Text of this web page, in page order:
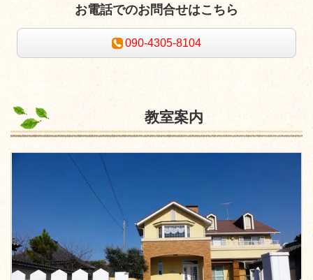
お電話でのお問合せはこちら
090-4305-8104
教室案内